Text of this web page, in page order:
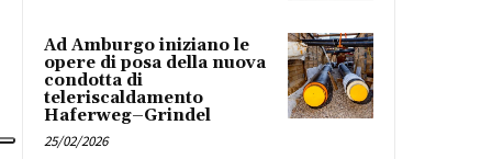
Ad Amburgo iniziano le
opere di posa della nuova
condotta di
teleriscaldamento
Haferweg–Grindel
25/02/2026